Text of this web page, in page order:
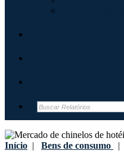
Início | Bens de consumo |